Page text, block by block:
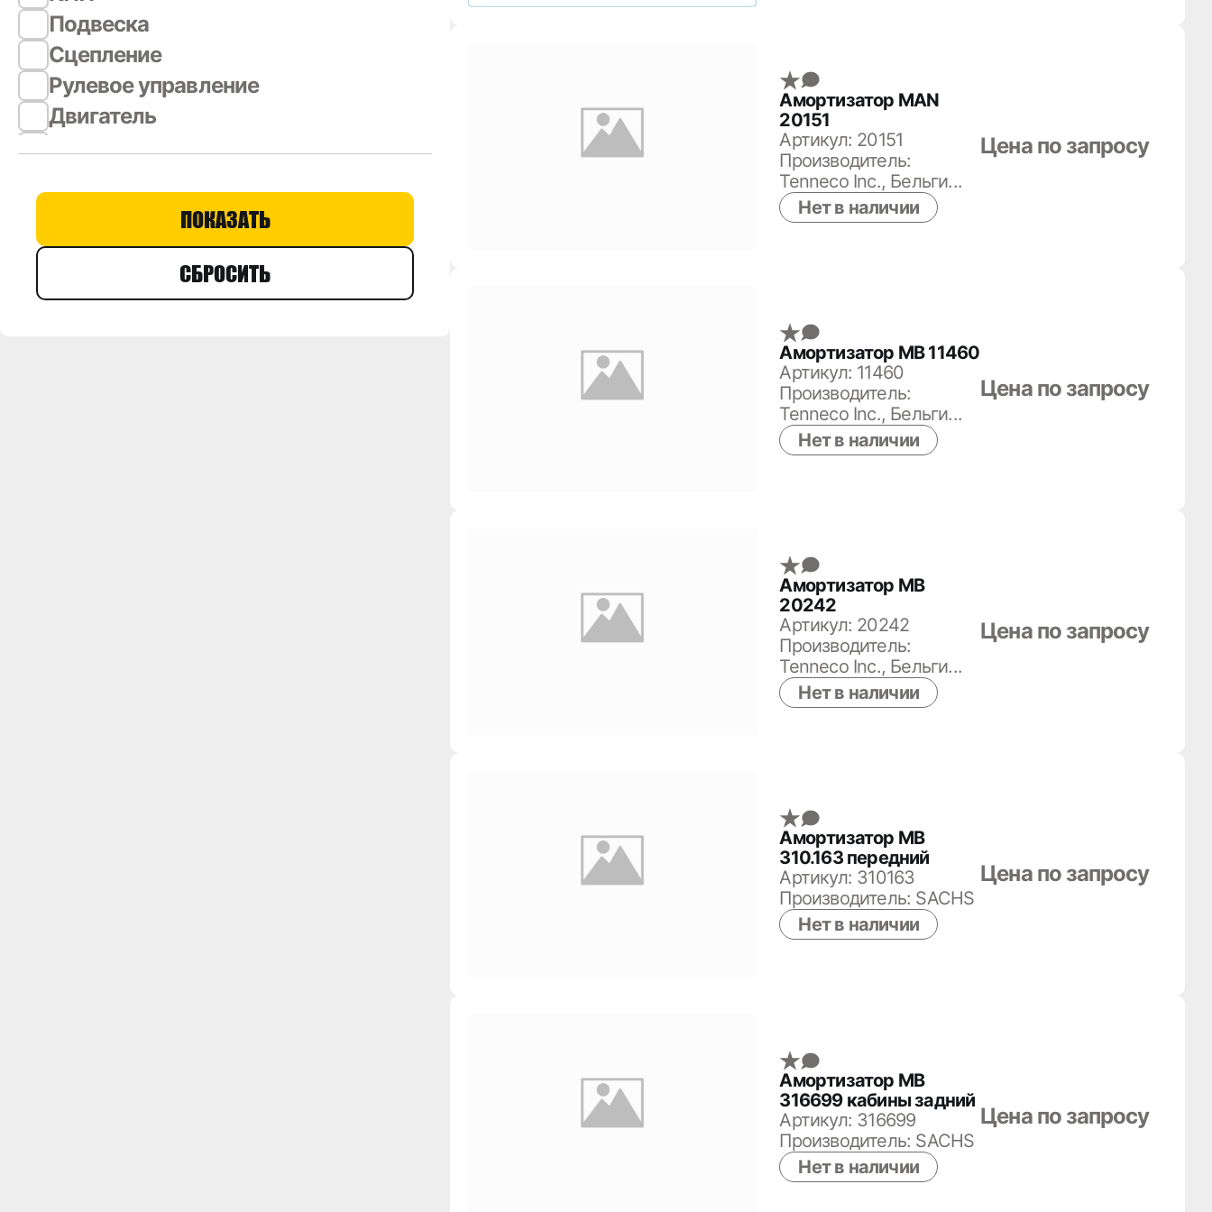
AIRTECH
Akita Kaihatsu, Япония
Alon Automotive SL, Испания
AUGER Autotechnik Германия
AUGER Autotechnik Германия
AUTOTECHTEILE
BORG WARNER Германия
Подвеска
Сцепление
Рулевое управление
Двигатель
Система охлаждения
Система питания
Колеса, ступицы
Система вентиляции и отопления
Амортизатор MAN
20151
Артикул: 20151
Производитель:
Tenneco Inc., Бельги...
Нет в наличии
Цена по запросу
Амортизатор MB 11460
Артикул: 11460
Производитель:
Tenneco Inc., Бельги...
Нет в наличии
Цена по запросу
Амортизатор MB
20242
Артикул: 20242
Производитель:
Tenneco Inc., Бельги...
Нет в наличии
Цена по запросу
Амортизатор MB
310.163 передний
Артикул: 310163
Производитель: SACHS
Нет в наличии
Цена по запросу
Амортизатор MB
316699 кабины задний
Артикул: 316699
Производитель: SACHS
Нет в наличии
Цена по запросу